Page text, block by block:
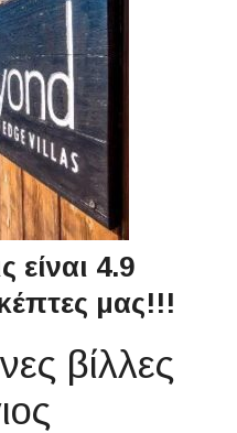
είναι 4.9
μας!!!
βίλλες